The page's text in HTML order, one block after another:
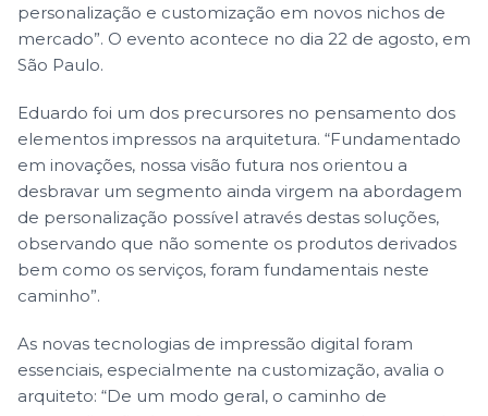
personalização e customização em novos nichos de
mercado”. O evento acontece no dia 22 de agosto, em
São Paulo.
Eduardo foi um dos precursores no pensamento dos
elementos impressos na arquitetura. “Fundamentado
em inovações, nossa visão futura nos orientou a
desbravar um segmento ainda virgem na abordagem
de personalização possível através destas soluções,
observando que não somente os produtos derivados
bem como os serviços, foram fundamentais neste
caminho”.
As novas tecnologias de impressão digital foram
essenciais, especialmente na customização, avalia o
arquiteto: “De um modo geral, o caminho de